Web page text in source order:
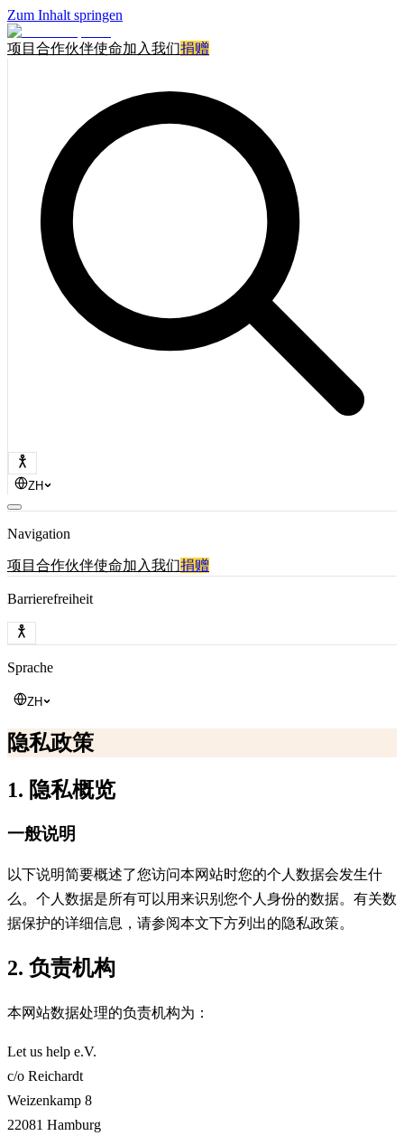
Zum Inhalt springen
项目 合作伙伴使命加入我们捐赠
ZH
Navigation
项目 合作伙伴使命加入我们捐赠
Barrierefreiheit
Sprache
ZH
隐私政策
1. 隐私概览
一般说明
以下说明简要概述了您访问本网站时您的个人数据会发生什
么。个人数据是所有可以用来识别您个人身份的数据。有关数
据保护的详细信息，请参阅本文下方列出的隐私政策。
2. 负责机构
本网站数据处理的负责机构为：
Let us help e.V.
c/o Reichardt
Weizenkamp 8
22081 Hamburg